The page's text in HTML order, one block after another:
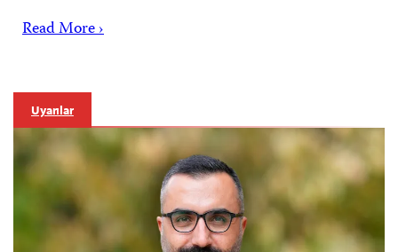
Read More ›
Uyarılar